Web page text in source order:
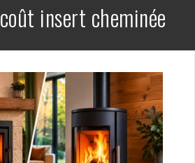
coût insert cheminée